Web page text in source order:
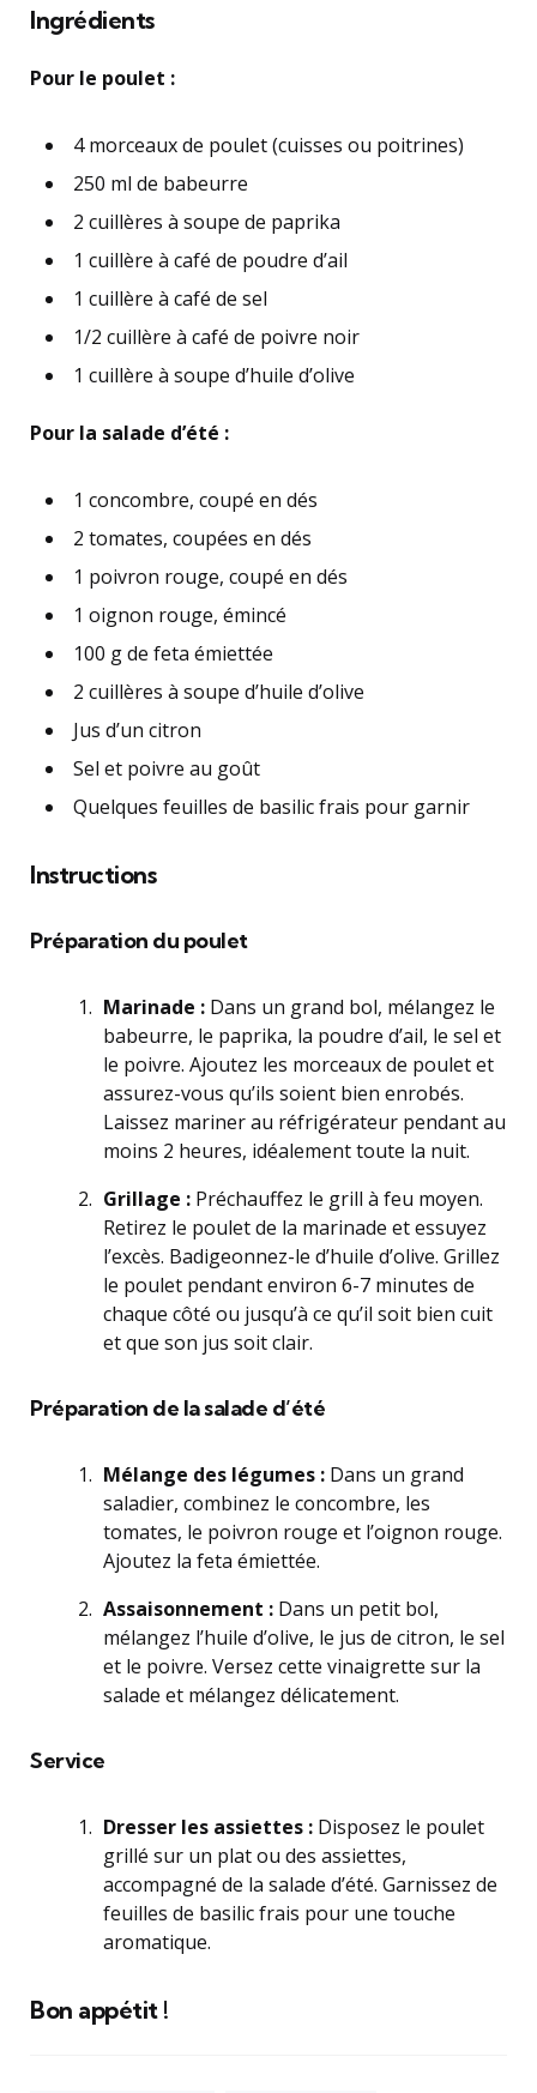
Ingrédients
Pour le poulet :
4 morceaux de poulet (cuisses ou poitrines)
250 ml de babeurre
2 cuillères à soupe de paprika
1 cuillère à café de poudre d’ail
1 cuillère à café de sel
1/2 cuillère à café de poivre noir
1 cuillère à soupe d’huile d’olive
Pour la salade d’été :
1 concombre, coupé en dés
2 tomates, coupées en dés
1 poivron rouge, coupé en dés
1 oignon rouge, émincé
100 g de feta émiettée
2 cuillères à soupe d’huile d’olive
Jus d’un citron
Sel et poivre au goût
Quelques feuilles de basilic frais pour garnir
Instructions
Préparation du poulet
Marinade : Dans un grand bol, mélangez le
babeurre, le paprika, la poudre d’ail, le sel et
le poivre. Ajoutez les morceaux de poulet et
assurez-vous qu’ils soient bien enrobés.
Laissez mariner au réfrigérateur pendant au
moins 2 heures, idéalement toute la nuit.
Grillage : Préchauffez le grill à feu moyen.
Retirez le poulet de la marinade et essuyez
l’excès. Badigeonnez-le d’huile d’olive. Grillez
le poulet pendant environ 6-7 minutes de
chaque côté ou jusqu’à ce qu’il soit bien cuit
et que son jus soit clair.
Préparation de la salade d’été
Mélange des légumes : Dans un grand
saladier, combinez le concombre, les
tomates, le poivron rouge et l’oignon rouge.
Ajoutez la feta émiettée.
Assaisonnement : Dans un petit bol,
mélangez l’huile d’olive, le jus de citron, le sel
et le poivre. Versez cette vinaigrette sur la
salade et mélangez délicatement.
Service
Dresser les assiettes : Disposez le poulet
grillé sur un plat ou des assiettes,
accompagné de la salade d’été. Garnissez de
feuilles de basilic frais pour une touche
aromatique.
Bon appétit !